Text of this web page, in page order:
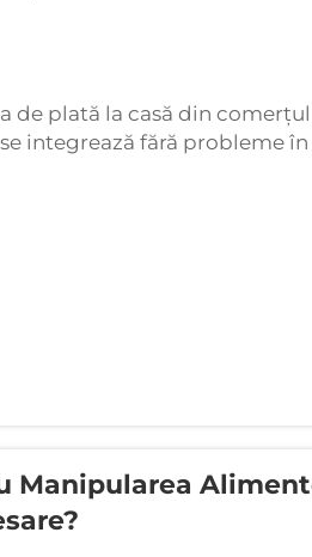
de plată la casă din
integrează fără probleme în
inovatori funcționează în
problemele legate
Manipularea